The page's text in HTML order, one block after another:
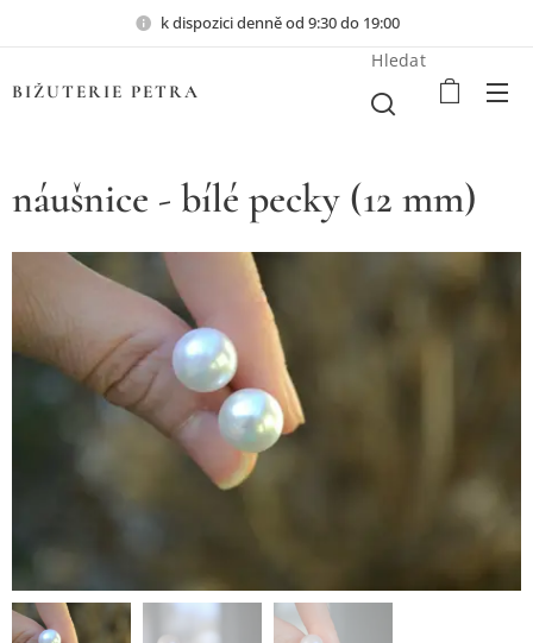
k dispozici denně od 9:30 do 19:00
BIŽUTERIE PETRA
Hledat
náušnice - bílé pecky (12 mm)